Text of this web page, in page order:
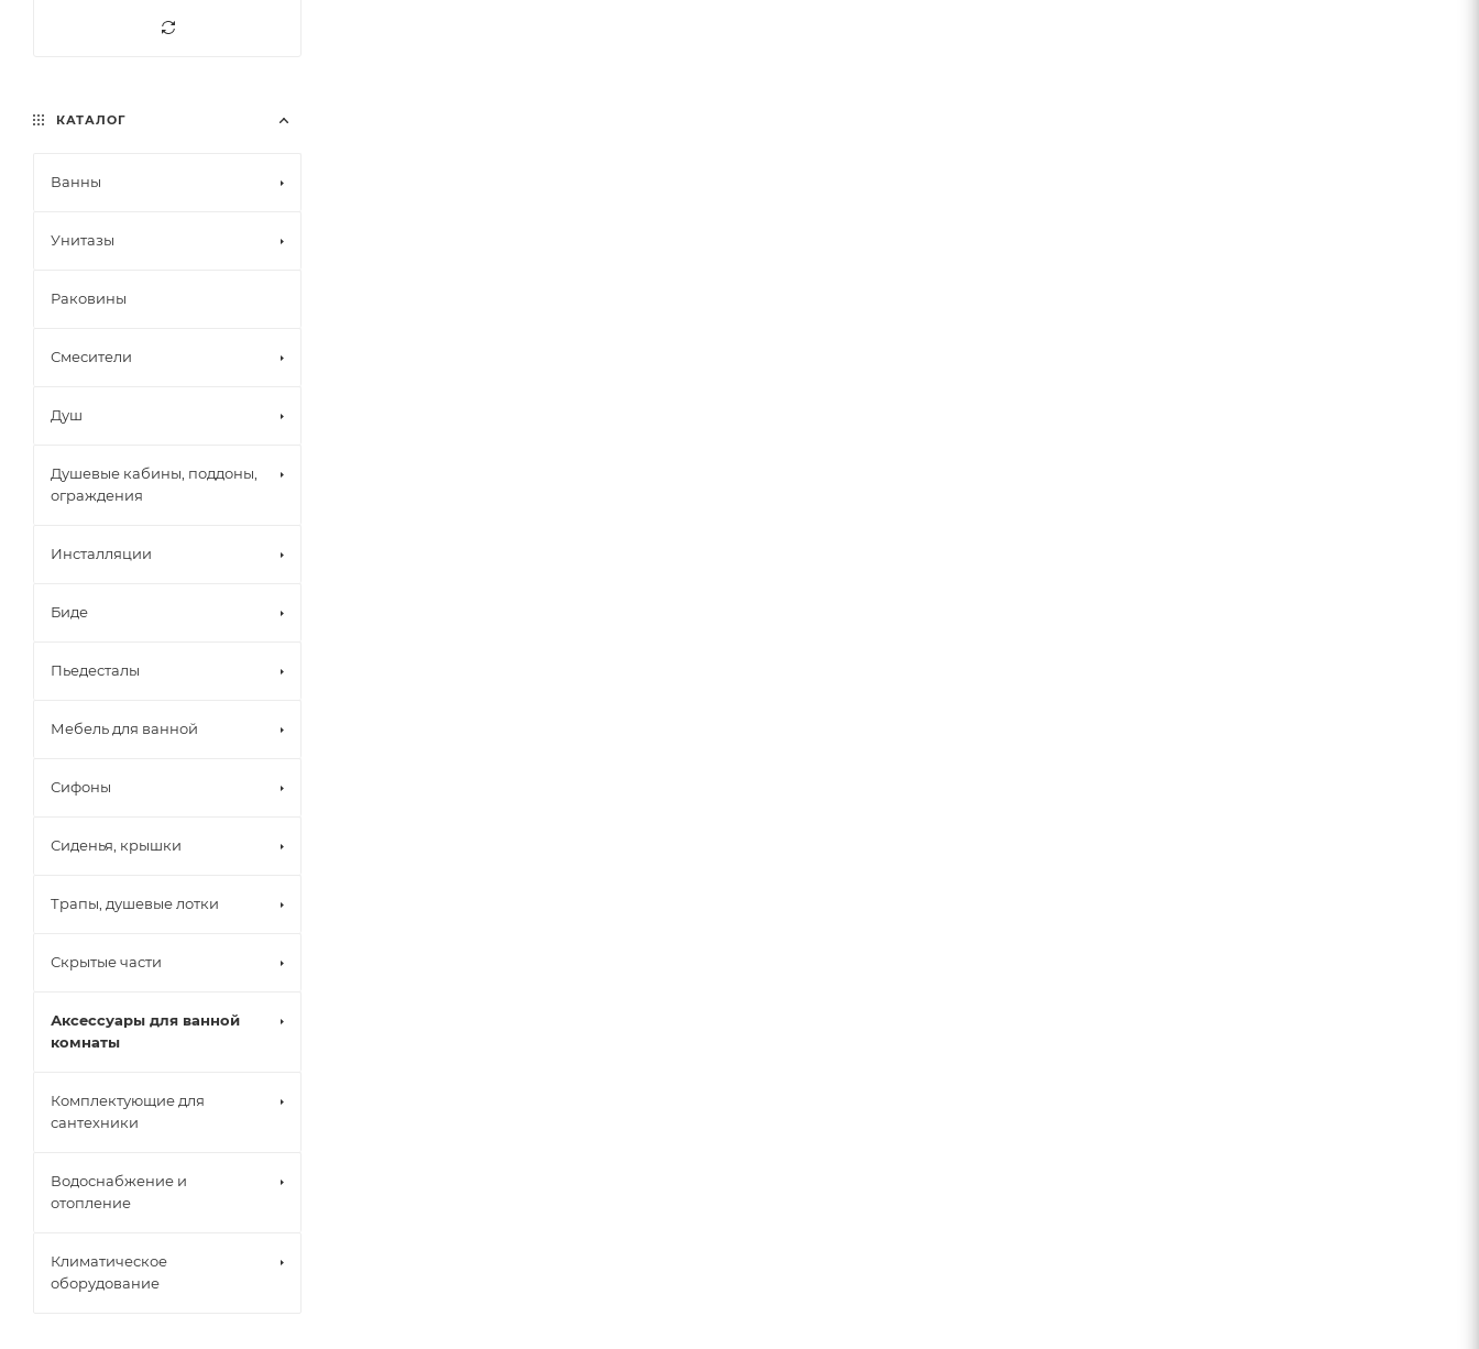
КАТАЛОГ
Ванны
Унитазы
Раковины
Смесители
Душ
Душевые кабины, поддоны,
ограждения
Инсталляции
Биде
Пьедесталы
Мебель для ванной
Сифоны
Сиденья, крышки
Трапы, душевые лотки
Скрытые части
Аксессуары для ванной
комнаты
Комплектующие для
сантехники
Водоснабжение и
отопление
Климатическое
оборудование